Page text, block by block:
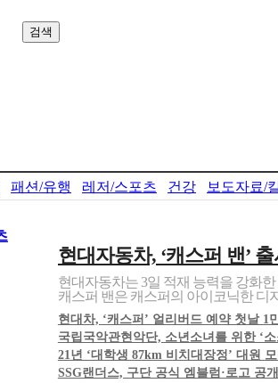
패션/유행 레저/스포츠 건강
보도자료/
현대자동차, ‘캐스퍼 밴’ 출
현대자동차는 3일 적재 능력을 강화한
캐스퍼 밴은 캐스퍼의 아이코닉한 디
현대차, ‘캐스퍼’ 얼리버드 예약 첫날 1
국립국악관현악단, 소년소녀를 위한 ‘
21년 ‘대학생 87km 비치대장정’ 대원 모
SSG랜더스, 구단 공식 엠블럼·로고 공개